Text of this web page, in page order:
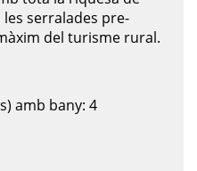
serralades pre-
del turisme rural.
amb bany: 4